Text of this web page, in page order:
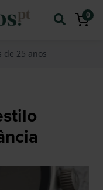
0
de 25 anos